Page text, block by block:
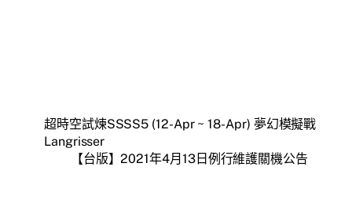
超時空試煉SSSS5 (12-Apr ~ 18-Apr) 夢幻模擬戰
Langrisser
【台版】2021年4月13日例行維護關機公告